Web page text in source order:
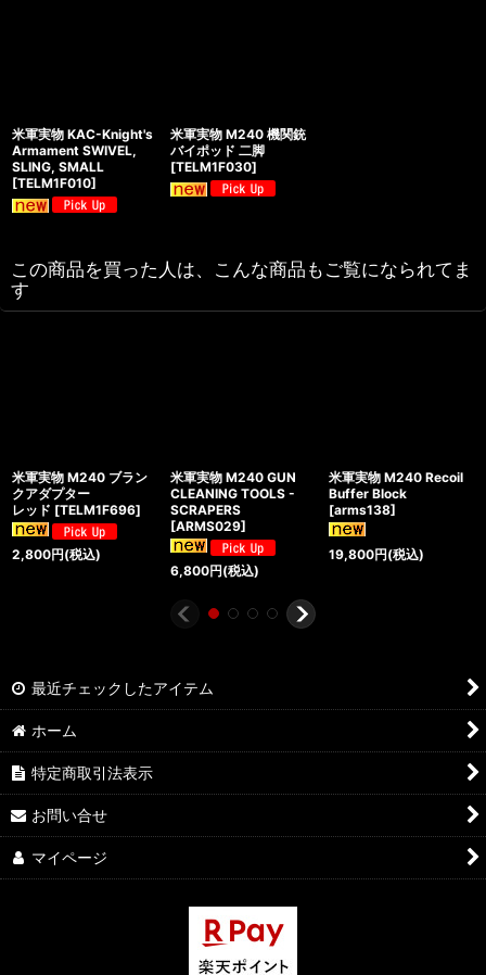
米軍実物 KAC-Knight's
Armament SWIVEL,
SLING, SMALL
[TELM1F010]
米軍実物 M240 機関銃
バイポッド 二脚
[TELM1F030]
この商品を買った人は、こんな商品もご覧になられてま
す
米軍実物 M240 ブラン
クアダプター
レッド [TELM1F696]
2,800円(税込)
米軍実物 M240 GUN
CLEANING TOOLS -
SCRAPERS
[ARMS029]
6,800円(税込)
米軍実物 M240 Recoil
Buffer Block
[arms138]
19,800円(税込)
最近チェックしたアイテム
ホーム
特定商取引法表示
お問い合せ
マイページ